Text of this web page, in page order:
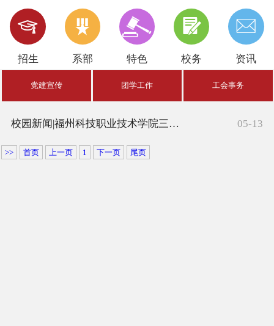
科技特色
校务公开

招生

系部

特色

校务

资讯
党建宣传 团学工作 工会事务
校园新闻|福州科技职业技术学院三届四次教职工大会暨工会会员大会圆满结束 05-13
>> 首页 上一页 1 下一页 尾页